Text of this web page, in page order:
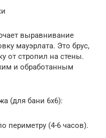
выравнивание
мауэрлата. Это брус,
от стропил на стены.
и обработанным
(для бани 6х6):
периметру (4-6 часов).